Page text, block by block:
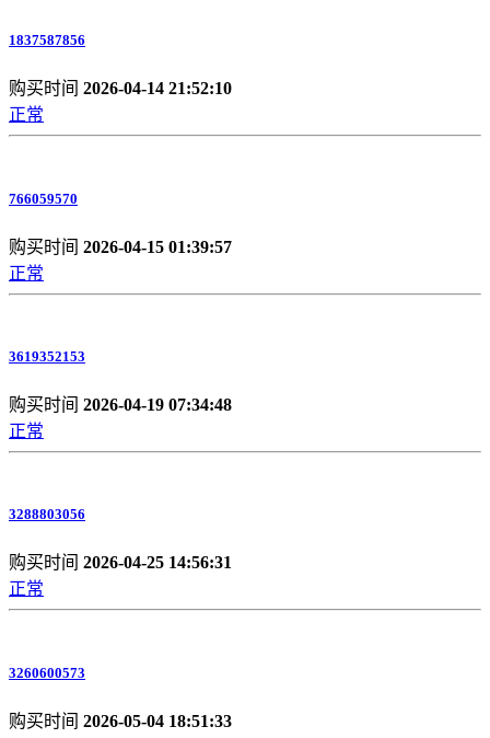
1837587856
购买时间 2026-04-14 21:52:10
正常
766059570
购买时间 2026-04-15 01:39:57
正常
3619352153
购买时间 2026-04-19 07:34:48
正常
3288803056
购买时间 2026-04-25 14:56:31
正常
3260600573
购买时间 2026-05-04 18:51:33